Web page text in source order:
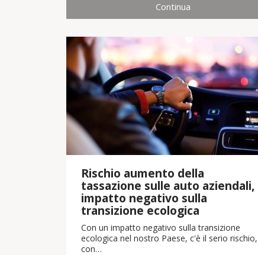
Continua
Rischio aumento della
tassazione sulle auto aziendali,
impatto negativo sulla
transizione ecologica
Con un impatto negativo sulla transizione
ecologica nel nostro Paese, c'è il serio rischio,
con…